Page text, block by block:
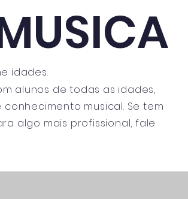
idades.
alunos de todas as idades,
musical. Se tem
algo mais profissional, fale